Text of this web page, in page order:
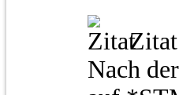
Zitat
Nach